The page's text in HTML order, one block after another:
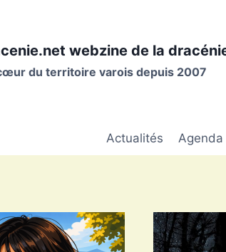
webzine de la
du territoire varois depuis 2007
Actualités